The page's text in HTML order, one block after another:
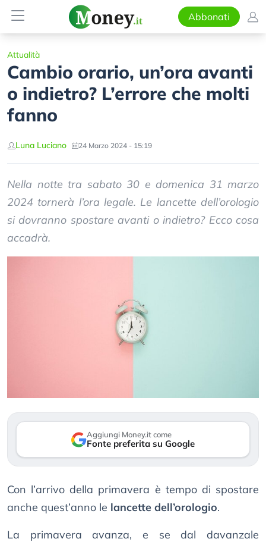
Abbonati
Attualità
Cambio orario, un’ora avanti
o indietro? L’errore che molti
fanno
Luna Luciano 24 Marzo 2024 - 15:19
Nella notte tra sabato 30 e domenica 31 marzo
2024 tornerà l’ora legale. Le lancette dell’orologio
si dovranno spostare avanti o indietro? Ecco cosa
accadrà.
Aggiungi Money.it come
Fonte preferita su Google
Con l’arrivo della primavera è tempo di spostare
anche quest’anno le lancette dell’orologio.
La primavera avanza, e se dal davanzale